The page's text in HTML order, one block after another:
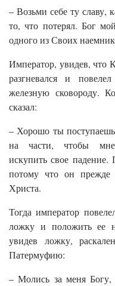
– Возьми себе ту славу,
то, что потерял. Бог
одного из Своих
Император, увидев, что
разгневался и
железную сковороду.
сказал:
– Хорошо ты
на части, чтобы мне
искупить свое
потому что он прежде
Христа.
Тогда император
ложку и положить ее
увидев ложку,
Патермуфию:
– Молись за меня